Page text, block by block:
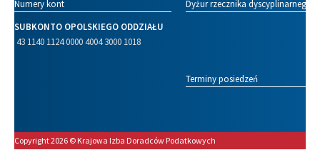
Numery kont
SUBKONTO OPOLSKIEGO ODDZIAŁU
43 1140 1124 0000 4004 3000 1018
Dyżur rzecznika dyscyplinarnego
Terminy posiedzeń
Copyright 2026 © Krajowa Izba Doradców Podatkowych